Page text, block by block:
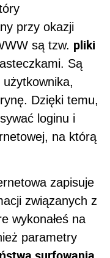
przy okazji
są tzw. pliki
Są
Dzięki temu,
loginu i
na którą
zapisuje
związanych z
wykonałeś na
parametry